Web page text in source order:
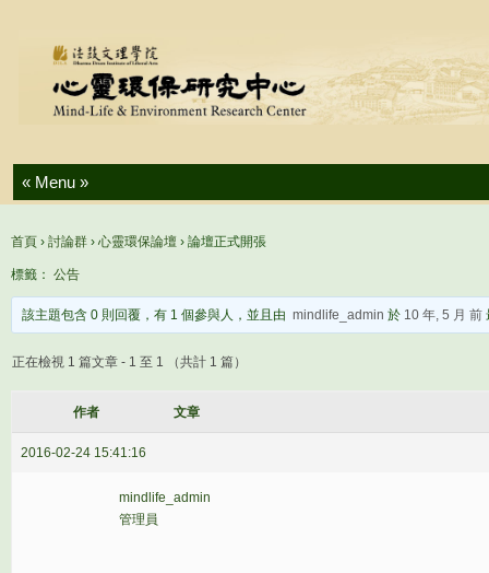
Skip to content
首頁 › 討論群 › 心靈環保論壇 › 論壇正式開張
標籤： 公告
該主題包含 0 則回覆，有 1 個參與人，並且由 mindlife_admin 於 10 年, 5 月 前
正在檢視 1 篇文章 - 1 至 1 （共計 1 篇）
作者 文章
2016-02-24 15:41:16
mindlife_admin
管理員